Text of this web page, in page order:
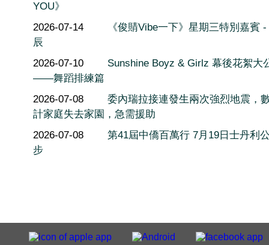
YOU》
2026-07-14
《俊䝼Vibe一下》星期三特別嘉賓
辰
2026-07-10
Sunshine Boyz & Girlz 幕後花絮大
——舞蹈排練篇
2026-07-08
委內瑞拉接連發生兩次強烈地震，
計家庭失去家園，急需援助
2026-07-08
第41屆中僑百萬行 7月19日士丹利
步